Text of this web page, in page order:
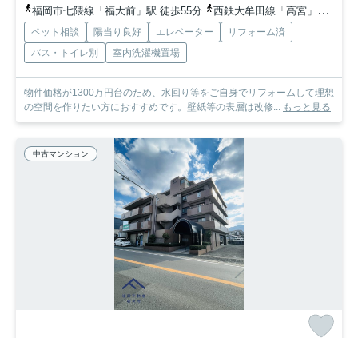
福岡市七隈線「福大前」駅 徒歩55分
西鉄大牟田線「高宮」駅 徒歩54分
ペット相談 陽当り良好 エレベーター
リフォーム済
バス・トイレ別
室内洗濯機置場
物件価格が1300万円台のため、水回り等をご自身でリフォームして理想
の空間を作りたい方におすすめです。壁紙等の表層は改修...
もっと見る
中古マンション